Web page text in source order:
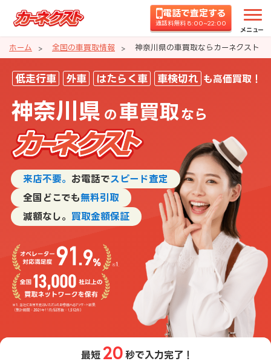
電話で査定する
通話料無料 8:00~22:00
メニュー
ホーム 全国の車買取情報 神奈川県の車買取ならカーネクスト
神奈川県の車買取ならカーネク
低走行車 外車 はたらく車 車検切れ も高価買取！
神奈川県 の 車買取 なら
来店不要。 お電話でスピード査定
全国どこでも無料引取
減額なし。 買取金額保証
最短 20 秒で入力完了！